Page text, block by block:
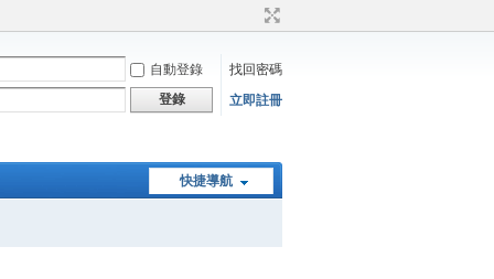
自動登錄
找回密碼
登錄
立即註冊
快捷導航